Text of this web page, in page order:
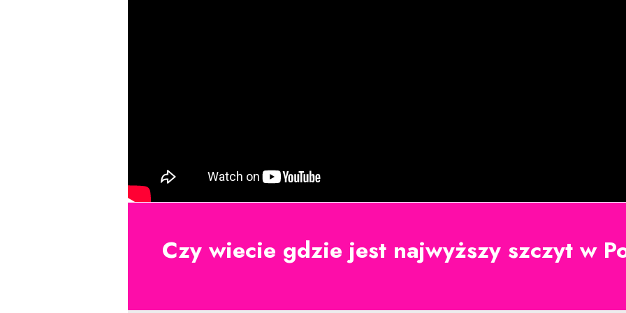
Czy wiecie gdzie jest najwyższy szczyt w